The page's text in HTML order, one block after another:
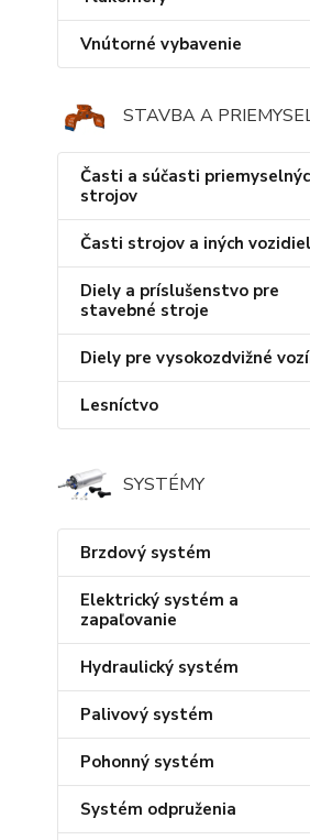
Vnútorné vybavenie
STAVBA A
Časti a súčasti
strojov
Časti strojov a iných vozidiel
Diely a príslušenstvo pre
stavebné stroje
Diely pre vysokozdvižné
Lesníctvo
SYSTÉMY
Brzdový systém
Elektrický systém a
zapaľovanie
Hydraulický systém
Palivový systém
Pohonný systém
Systém odpruženia